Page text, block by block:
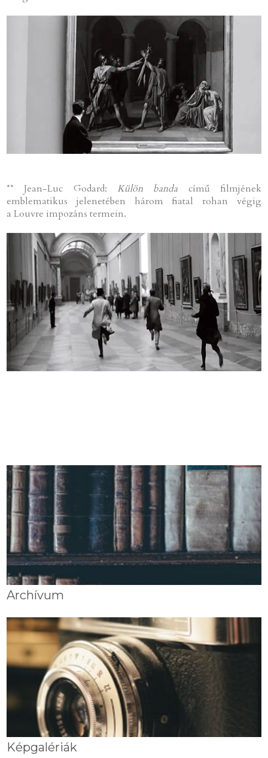
** Jean-Luc Godard: Külön banda című filmjének
emblematikus jelenetében három fiatal rohan végig
a Louvre impozáns termein.
Archívum
Képgalériák